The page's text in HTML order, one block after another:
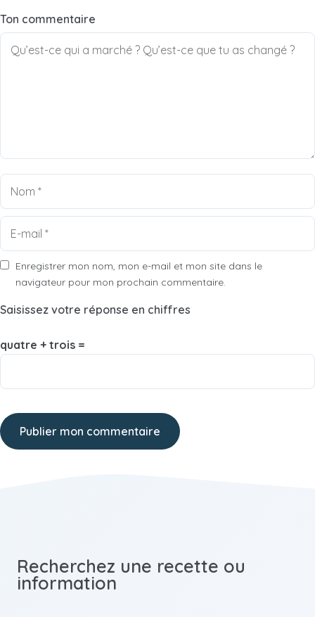
Ton commentaire
Enregistrer mon nom, mon e-mail et mon site dans le
navigateur pour mon prochain commentaire.
Saisissez votre réponse en chiffres
quatre + trois =
Recherchez une recette ou
information